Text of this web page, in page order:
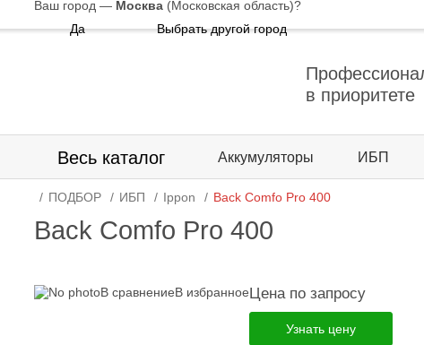
Ваш город — Москва (Московская область)?
Да
Выбрать другой город
в приоритете
Весь каталог Аккумуляторы ИБП
ПОДБОР ИБП Ippon Back Comfo Pro 400
Back Comfo Pro 400
В сравнениеВ избранноеЦена по запросу
Узнать цену